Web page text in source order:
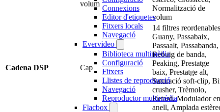
Connexions
Editor d'etiquetes
Fitxers locals
Navegació
Evervideo
Biblioteca multimèdia
Configuració
Fitxers
Llistes de reproducció
Navegació
Reproductor multimèdia
Flacbox
volum
Normalització de
volum
Cadena DSP Cap
14 filtres
Guany, Passabaix,
Passaalt, Passabanda,
Rebuig de banda,
Peaking, Prestatge
baix, Prestatge alt,
Saturació soft-clip,
crusher, Trèmolo,
Retard, Modulador en
anell, Amplada